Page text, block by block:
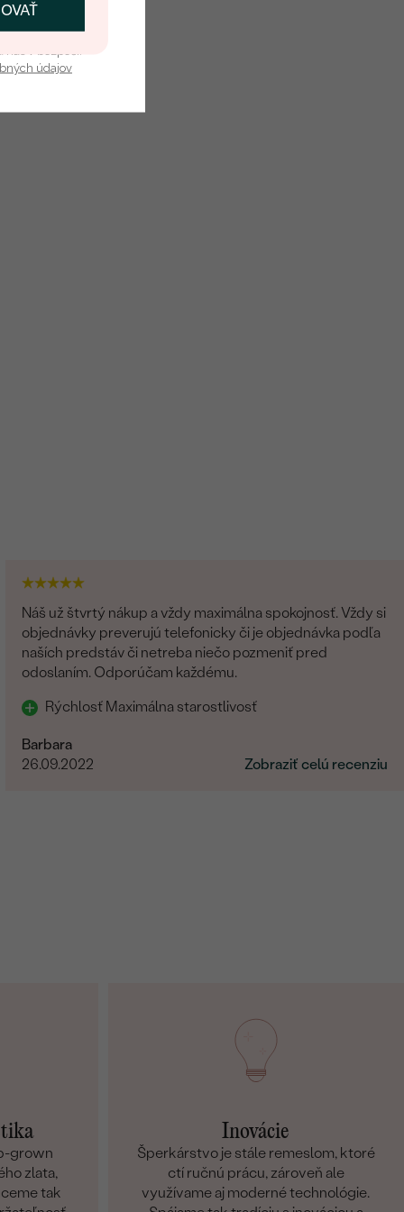
Náš už štvrtý nákup a vždy maximálna spokojnosť. Vždy si
objednávky preverujú telefonicky či je objednávka podľa
naších predstáv či netreba niečo pozmeniť pred
odoslaním. Odporúčam každému.
Rýchlosť Maximálna starostlivosť
Barbara
26.09.2022
Zobraziť celú recenziu
grown
zlata,
tak
Inovácie
Šperkárstvo je stále remeslom, ktoré
ctí ručnú prácu, zároveň ale
využívame aj moderné technológie.
zľavu
údajov